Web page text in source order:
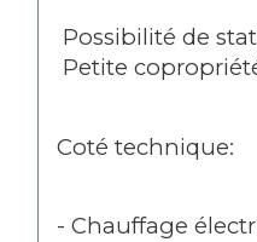
Possibilité de
Petite
Coté technique:
- Chauffage